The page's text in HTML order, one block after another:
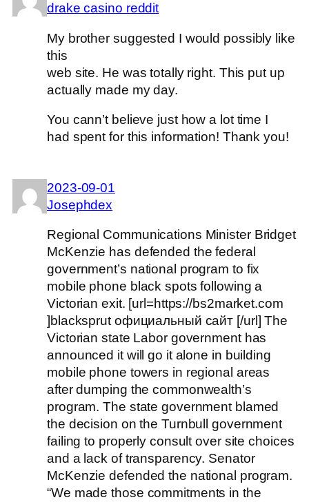
drake casino reddit
My brother suggested I would possibly like
this
web site. He was totally right. This put up
actually made my day.
You cann’t believe just how a lot time I
had spent for this information! Thank you!
2023-09-01
Josephdex
Regional Communications Minister Bridget
McKenzie has defended the federal
government’s national program to fix
mobile phone black spots following a
Victorian exit. [url=https://bs2market.com
]blacksprut официальный сайт [/url] The
Victorian state Labor government has
announced it will go it alone in building
mobile phone towers in regional areas
after dumping the commonwealth’s
program. The state government blamed
the decision on the Turnbull government
failing to properly consult over site choices
and a lack of transparency. Senator
McKenzie defended the national program.
“We made those commitments in the